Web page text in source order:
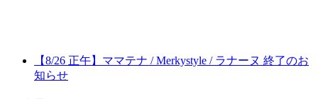
【8/26 正午】ママテナ / Merkystyle / ラナーヌ 終了のお
知らせ